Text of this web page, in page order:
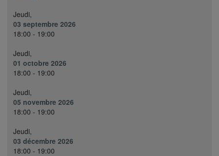
Jeudi,
03 septembre 2026
18:00 - 19:00
Jeudi,
01 octobre 2026
18:00 - 19:00
Jeudi,
05 novembre 2026
18:00 - 19:00
Jeudi,
03 décembre 2026
18:00 - 19:00